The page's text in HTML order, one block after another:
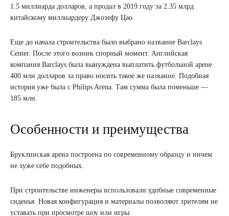
1.5 миллиарда долларов, а продал в 2019 году за 2.35 млрд
китайскому миллиардеру Джозефу Цао.
Еще до начала строительства было выбрано название Barclays
Center. После этого возник спорный момент. Английская
компания Barclays была вынуждена выплатить футбольной арене
400 млн долларов за право носить такое же название. Подобная
история уже была с Philips Arena. Там сумма была поменьше —
185 млн.
Особенности и преимущества
Бруклинская арена построена по современному образцу и ничем
не хуже себе подобных.
При строительстве инженеры использовали удобные современные
сиденья. Новая конфигурация и материалы позволяют зрителям не
уставать при просмотре шоу или игры.